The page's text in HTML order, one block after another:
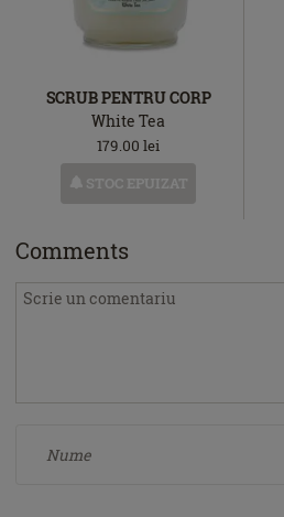
SCRUB PENTRU CORP
White Tea
179.00 lei
STOC EPUIZAT
Comments